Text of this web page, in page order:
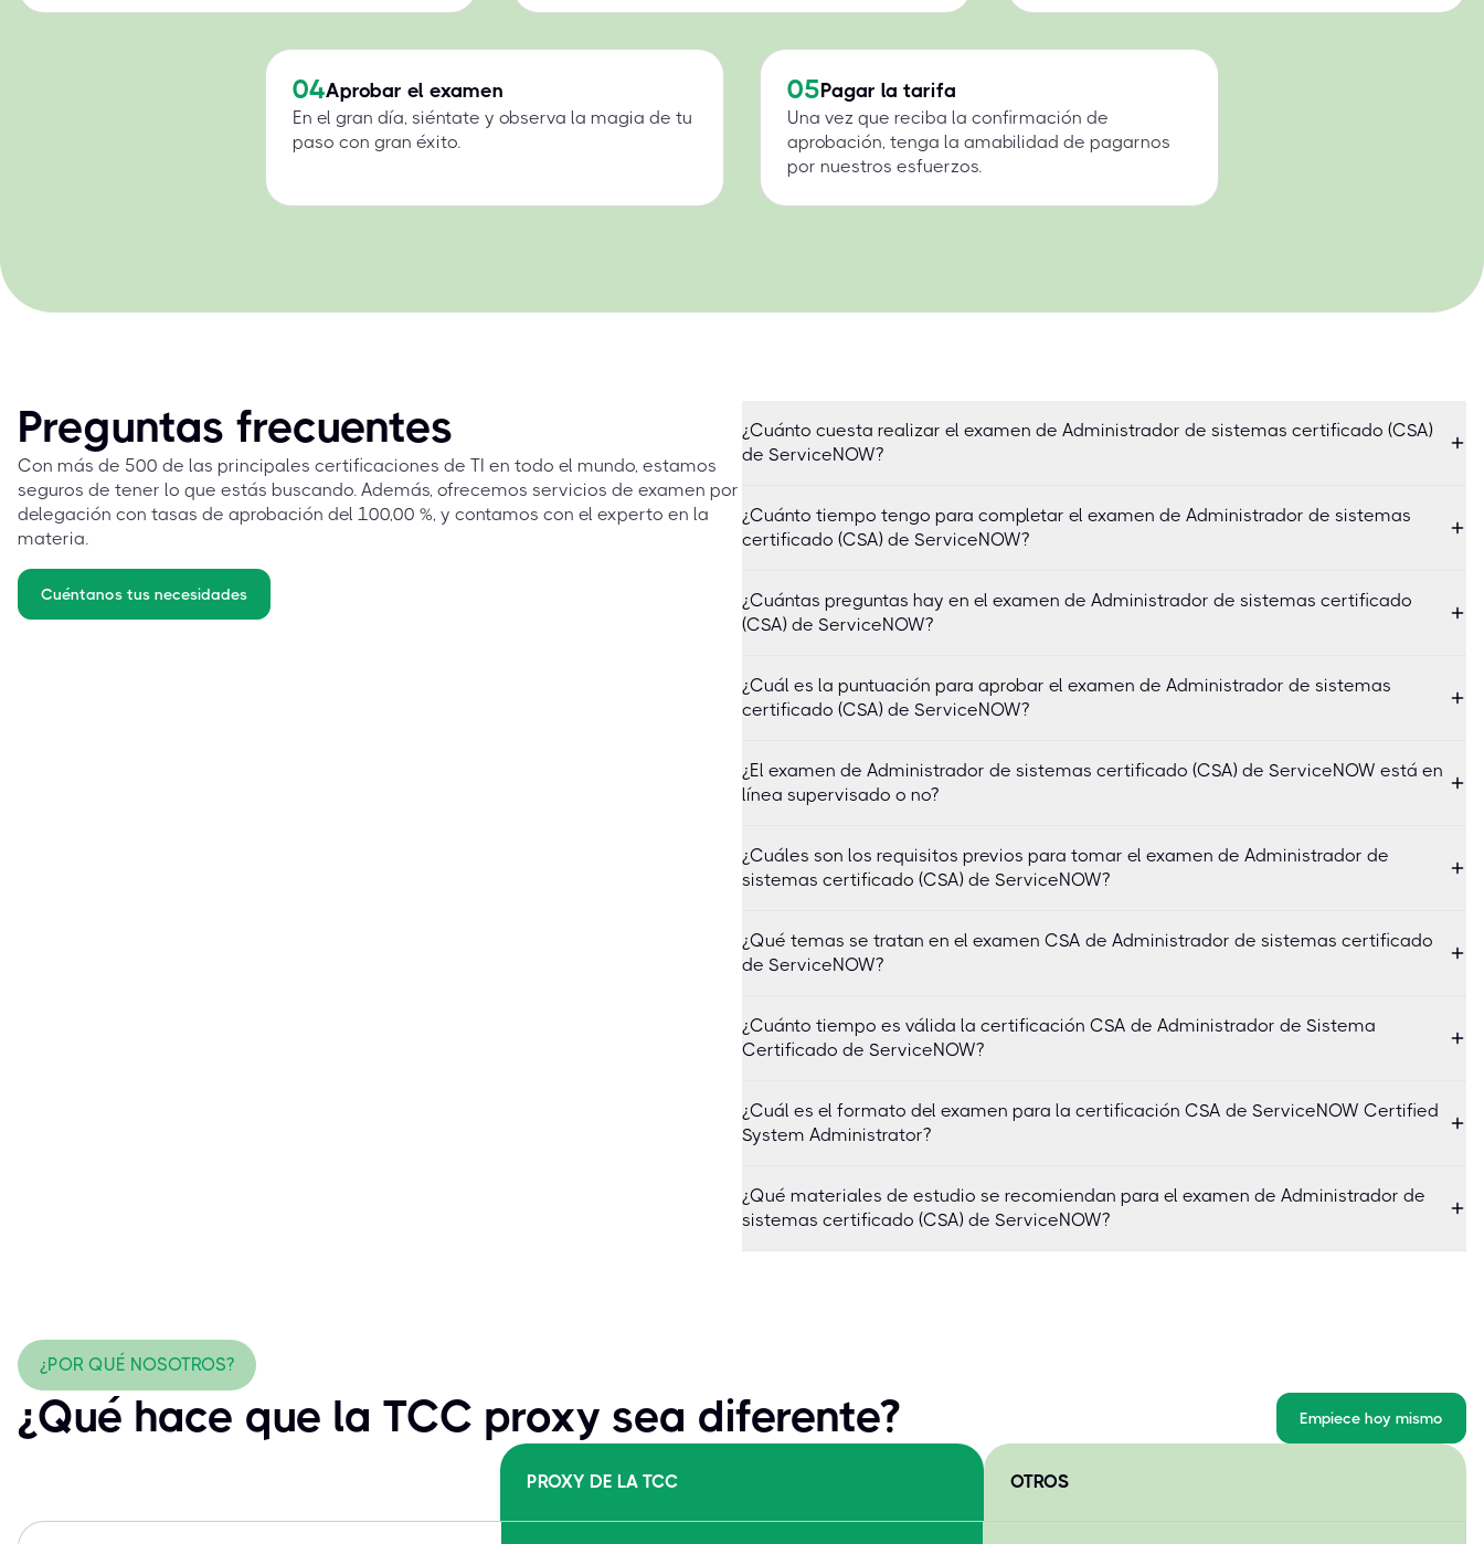
04Aprobar el examen
En el gran día, siéntate y observa la magia de tu
paso con gran éxito.
05 Pagar la tarifa
Una vez que reciba la confirmación de
aprobación, tenga la amabilidad de pagarnos
por nuestros esfuerzos.
Preguntas frecuentes
Con más de 500 de las principales certificaciones de TI en todo el mundo, estamos
seguros de tener lo que estás buscando. Además, ofrecemos servicios de examen por
delegación con tasas de aprobación del 100,00 %, y contamos con el experto en la
materia.
Cuéntanos tus necesidades
¿Cuánto cuesta realizar el examen de Administrador de sistemas certificado (CSA)
de ServiceNOW?
¿Cuánto tiempo tengo para completar el examen de Administrador de sistemas
certificado (CSA) de ServiceNOW?
¿Cuántas preguntas hay en el examen de Administrador de sistemas certificado
(CSA) de ServiceNOW?
¿Cuál es la puntuación para aprobar el examen de Administrador de sistemas
certificado (CSA) de ServiceNOW?
¿El examen de Administrador de sistemas certificado (CSA) de ServiceNOW está en
línea supervisado o no?
¿Cuáles son los requisitos previos para tomar el examen de Administrador de
sistemas certificado (CSA) de ServiceNOW?
¿Qué temas se tratan en el examen CSA de Administrador de sistemas certificado
de ServiceNOW?
¿Cuánto tiempo es válida la certificación CSA de Administrador de Sistema
Certificado de ServiceNOW?
¿Cuál es el formato del examen para la certificación CSA de ServiceNOW Certified
System Administrator?
¿Qué materiales de estudio se recomiendan para el examen de Administrador de
sistemas certificado (CSA) de ServiceNOW?
¿POR QUÉ NOSOTROS?
¿Qué hace que la TCC proxy sea diferente? Empiece hoy mismo
PROXY DE LA TCC OTROS